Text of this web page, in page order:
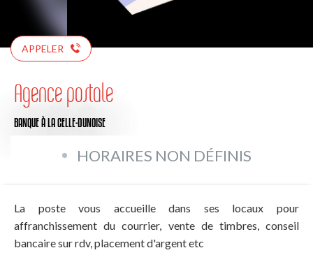
APPELER
Agence postale
BANQUEÀ LA CELLE-DUNOISE
HORAIRES NON DÉFINIS
La poste vous accueille dans ses locaux pour
affranchissement du courrier, vente de timbres, conseil
bancaire sur rdv, placement d'argent etc